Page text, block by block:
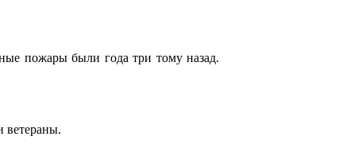
пожары были года три тому назад.
ветераны.